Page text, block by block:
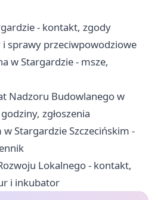
- kontakt, zgody
sprawy przeciwpowodziowe
w Stargardzie - msze,
Nadzoru Budowlanego w
zgłoszenia
Stargardzie Szczecińskim -
Lokalnego - kontakt,
i inkubator